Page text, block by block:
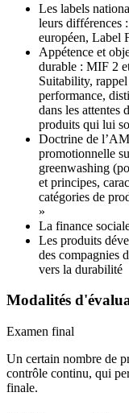
Les labels
leurs différences
européen, Label
Appétence et
durable : MIF 2
Suitability, rappel
performance,
dans les attentes
produits qui lui
Doctrine de
promotionnelle
greenwashing
et principes,
catégories de
»
La finance
Les produits
des compagnies
vers la durabilité
Modalités
Examen final
Un certain nombre de
contrôle continu, qui
finale.